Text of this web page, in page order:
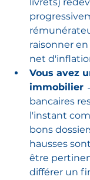
raisonner
net
Vous avez
immobilier
bancaires
l'instant
bons
hausses
être
différer un